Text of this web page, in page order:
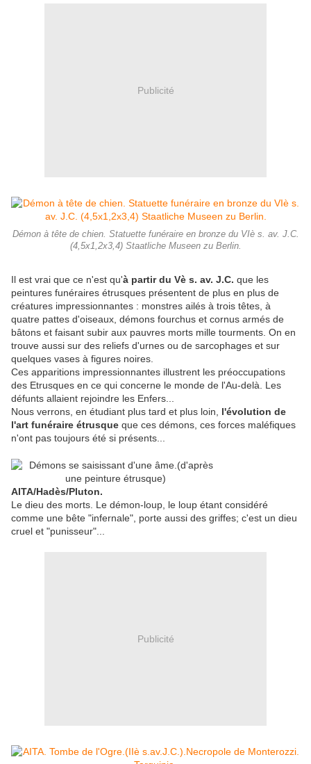
Publicité
Démon à tête de chien. Statuette funéraire en bronze du VIè s. av. J.C.
(4,5x1,2x3,4) Staatliche Museen zu Berlin.
Il est vrai que ce n'est qu'à partir du Vè s. av. J.C. que les
peintures funéraires étrusques présentent de plus en plus de
créatures impressionnantes : monstres ailés à trois têtes, à
quatre pattes d'oiseaux, démons fourchus et cornus armés de
bâtons et faisant subir aux pauvres morts mille tourments. On en
trouve aussi sur des reliefs d'urnes ou de sarcophages et sur
quelques vases à figures noires.
Ces apparitions impressionnantes illustrent les préoccupations
des Etrusques en ce qui concerne le monde de l'Au-delà. Les
défunts allaient rejoindre les Enfers...
Nous verrons, en étudiant plus tard et plus loin,
l'évolution de
l'art funéraire étrusque que ces démons, ces forces maléfiques
n'ont pas toujours été si présents...
AITA/Hadès/Pluton.
Le dieu des morts. Le démon-loup, le loup étant considéré
comme une bête "infernale", porte aussi des griffes; c'est un dieu
cruel et "punisseur"...
Publicité